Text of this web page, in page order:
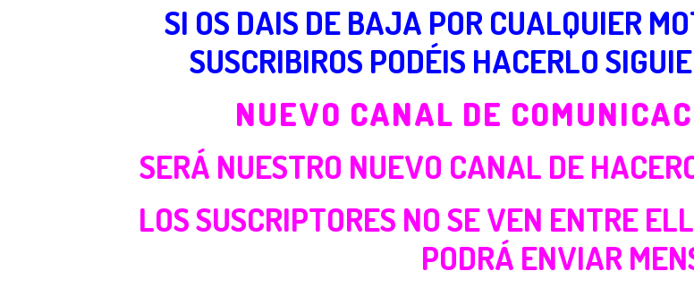
SI OS DAIS DE BAJA POR CUALQUIER
SUSCRIBIROS PODÉIS HACERLO
NUEVO CANAL DE
SERÁ NUESTRO NUEVO CANAL DE
LOS SUSCRIPTORES NO SE VEN ENTRE
PODRÁ ENVIAR